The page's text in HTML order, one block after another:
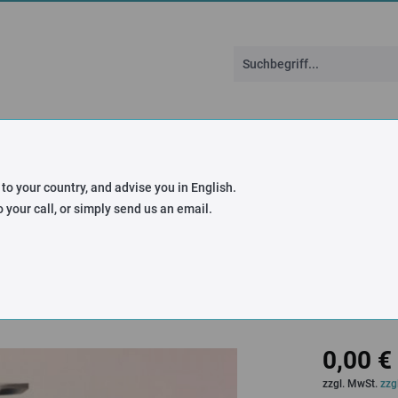
mm
0,00
zzgl. MwSt.
your country, and advise you in English.
your call, or simply send us an email.